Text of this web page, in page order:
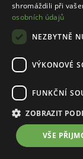
shromáždili při
osobních údajů
NEZBYTNĚ
VÝKONOVÉ
FUNKČNÍ
ZOBRAZIT
VŠE